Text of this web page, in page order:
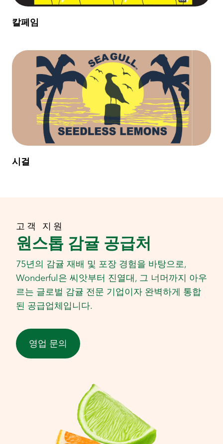
칼페임
시걸
고객 지원
원스톱 감귤 공급처
75년의 감귤 재배 및 포장 경험을 바탕으로,
Wonderful은 씨앗부터 진열대, 그 너머까지 아우
르는 글로벌 감귤 전문 기업이자 완벽하게 통합
된 공급업체입니다.
영업 문의